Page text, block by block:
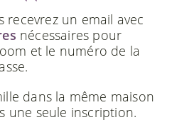
recevrez un email avec
nécessaires pour
et le numéro de la
dans la même maison
une seule inscription.